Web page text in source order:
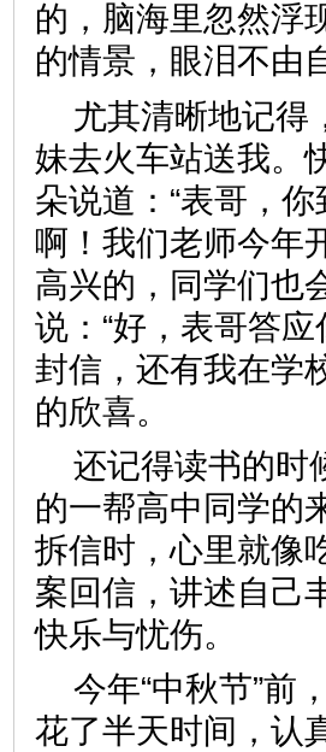
的，脑海里忽然浮
的情景，眼泪不
尤其清晰地记得
妹去火车站送我。
朵说道：“表哥，
啊！我们老师今年
高兴的，同学们也
说：“好，表哥答
封信，还有我在学
的欣喜。
还记得读书的时
的一帮高中同学的
拆信时，心里就像
案回信，讲述自己
快乐与忧伤。
今年“中秋节”前
花了半天时间，认